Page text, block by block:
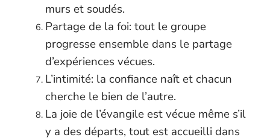
murs et soudés.
Partage de la foi: tout le groupe
progresse ensemble dans le partage
d’expériences vécues.
L’intimité: la confiance naît et chacun
cherche le bien de l’autre.
La joie de l’évangile est vécue même s’il
y a des départs, tout est accueilli dans